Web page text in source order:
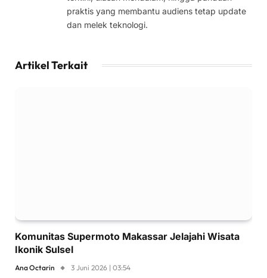
praktis yang membantu audiens tetap update
dan melek teknologi.
Artikel Terkait
Komunitas Supermoto Makassar Jelajahi Wisata
Ikonik Sulsel
Ana Octarin 3 Juni 2026 | 03:54